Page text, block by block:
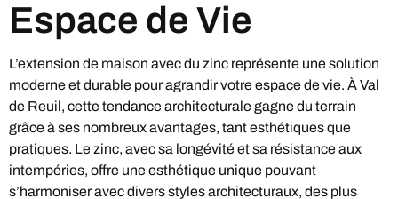
Espace de Vie
L’extension de maison avec du zinc représente une solution
moderne et durable pour agrandir votre espace de vie. À Val
de Reuil, cette tendance architecturale gagne du terrain
grâce à ses nombreux avantages, tant esthétiques que
pratiques. Le zinc, avec sa longévité et sa résistance aux
intempéries, offre une esthétique unique pouvant
s’harmoniser avec divers styles architecturaux, des plus